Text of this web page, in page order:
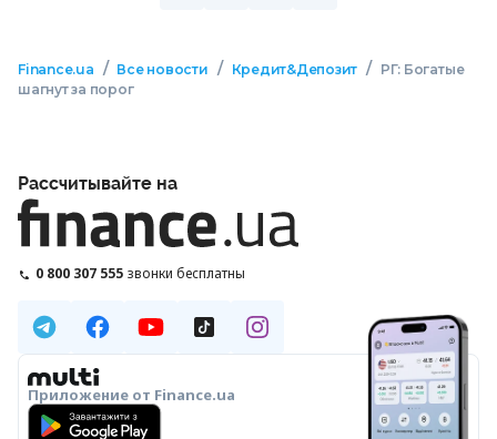
Finance.ua / Все новости / Кредит&Депозит /
РГ: Богатые
шагнут за порог
Рассчитывайте на
0 800 307 555 звонки бесплатны
Приложение от Finance.ua